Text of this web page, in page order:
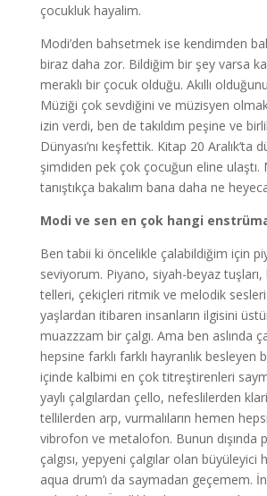
çocukluk hayalim.
Modi’den bahsetmek ise kendimden
biraz daha zor. Bildiğim bir şey varsa
meraklı bir çocuk olduğu. Akıllı
Müziği çok sevdiğini ve müzisyen
izin verdi, ben de takıldım peşine ve
Dünyası’nı keşfettik. Kitap 20 Aralık’ta
şimdiden pek çok çocuğun eline ulaştı.
tanıştıkça bakalım bana daha ne
Modi ve sen en çok hangi
Ben tabii ki öncelikle çalabildiğim için
seviyorum. Piyano, siyah-beyaz
telleri, çekiçleri ritmik ve melodik
yaşlardan itibaren insanların ilgisini
muazzzam bir çalgı. Ama ben aslında
hepsine farklı farklı hayranlık besleyen
içinde kalbimi en çok titreştirenleri
yaylı çalgılardan çello, nefeslilerden
tellilerden arp, vurmalıların hemen
vibrofon ve metalofon. Bunun dışında
çalgısı, yepyeni çalgılar olan büyüleyici
aqua drum’ı da saymadan geçemem.